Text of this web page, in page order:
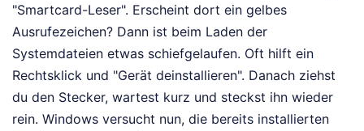
"Smartcard-Leser". Erscheint dort ein gelbes
Ausrufezeichen? Dann ist beim Laden der
Systemdateien etwas schiefgelaufen. Oft hilft ein
Rechtsklick und "Gerät deinstallieren". Danach ziehst
du den Stecker, wartest kurz und steckst ihn wieder
rein. Windows versucht nun, die bereits installierten